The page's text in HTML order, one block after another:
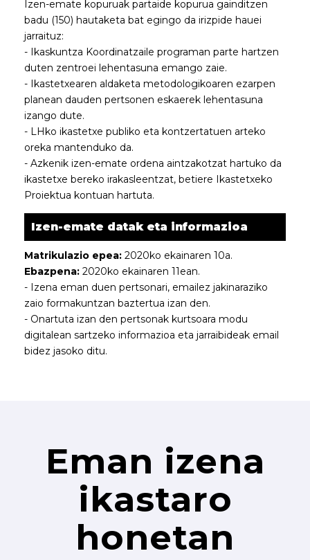
Izen-emate kopuruak partaide kopurua gainditzen
badu (150) hautaketa bat egingo da irizpide hauei
jarraituz:
- Ikaskuntza Koordinatzaile programan parte hartzen
duten zentroei lehentasuna emango zaie.
- Ikastetxearen aldaketa metodologikoaren ezarpen
planean dauden pertsonen eskaerek lehentasuna
izango dute.
- LHko ikastetxe publiko eta kontzertatuen arteko
oreka mantenduko da.
- Azkenik izen-emate ordena aintzakotzat hartuko da
ikastetxe bereko irakasleentzat, betiere Ikastetxeko
Proiektua kontuan hartuta.
Izen-emate datak eta informazioa
Matrikulazio epea: 2020ko ekainaren 10a.
Ebazpena: 2020ko ekainaren 11ean.
- Izena eman duen pertsonari, emailez jakinaraziko
zaio formakuntzan baztertua izan den.
- Onartuta izan den pertsonak kurtsoara modu
digitalean sartzeko informazioa eta jarraibideak email
bidez jasoko ditu.
Eman izena
ikastaro
honetan